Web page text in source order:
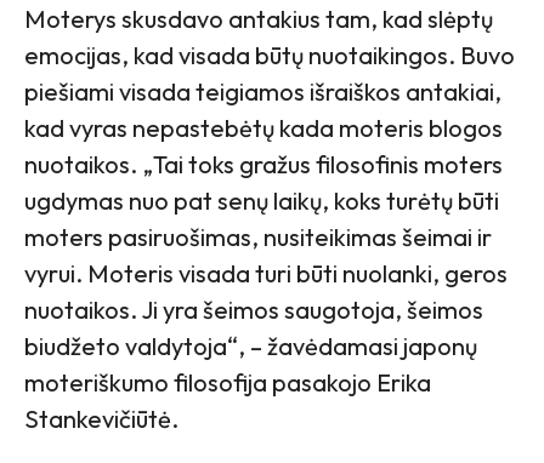
Moterys skusdavo antakius tam, kad slėptų
emocijas, kad visada būtų nuotaikingos. Buvo
piešiami visada teigiamos išraiškos antakiai,
kad vyras nepastebėtų kada moteris blogos
nuotaikos. „Tai toks gražus filosofinis moters
ugdymas nuo pat senų laikų, koks turėtų būti
moters pasiruošimas, nusiteikimas šeimai ir
vyrui. Moteris visada turi būti nuolanki, geros
nuotaikos. Ji yra šeimos saugotoja, šeimos
biudžeto valdytoja“, – žavėdamasi japonų
moteriškumo filosofija pasakojo Erika
Stankevičiūtė.